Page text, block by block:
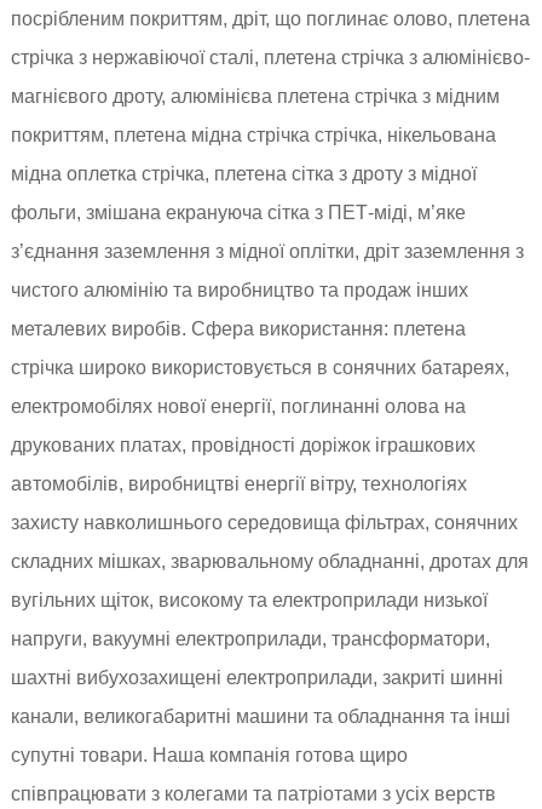
посрібленим покриттям, дріт, що поглинає олово, плетена
стрічка з нержавіючої сталі, плетена стрічка з алюмінієво-
магнієвого дроту, алюмінієва плетена стрічка з мідним
покриттям, плетена мідна стрічка стрічка, нікельована
мідна оплетка стрічка, плетена сітка з дроту з мідної
фольги, змішана екрануюча сітка з ПЕТ-міді, м’яке
з’єднання заземлення з мідної оплітки, дріт заземлення з
чистого алюмінію та виробництво та продаж інших
металевих виробів. Сфера використання: плетена
стрічка широко використовується в сонячних батареях,
електромобілях нової енергії, поглинанні олова на
друкованих платах, провідності доріжок іграшкових
автомобілів, виробництві енергії вітру, технологіях
захисту навколишнього середовища фільтрах, сонячних
складних мішках, зварювальному обладнанні, дротах для
вугільних щіток, високому та електроприлади низької
напруги, вакуумні електроприлади, трансформатори,
шахтні вибухозахищені електроприлади, закриті шинні
канали, великогабаритні машини та обладнання та інші
супутні товари. Наша компанія готова щиро
співпрацювати з колегами та патріотами з усіх верств